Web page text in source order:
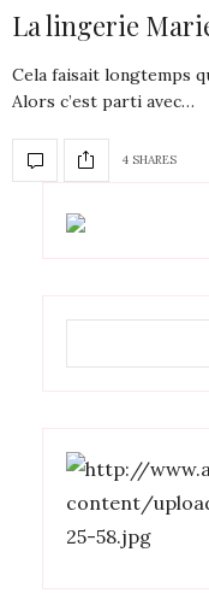
La lingerie
Cela faisait longtemps
Alors c’est parti avec…
4 SHARES